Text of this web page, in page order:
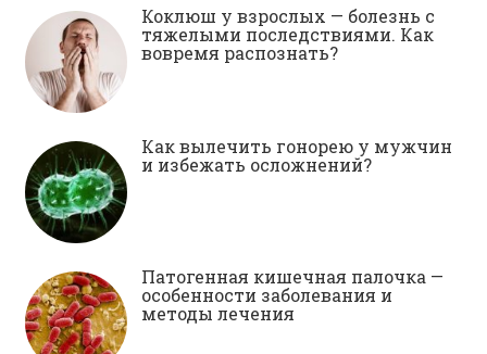
Коклюш у взрослых — болезнь с
тяжелыми последствиями. Как
вовремя распознать?
Как вылечить гонорею у мужчин
и избежать осложнений?
Патогенная кишечная палочка —
особенности заболевания и
методы лечения